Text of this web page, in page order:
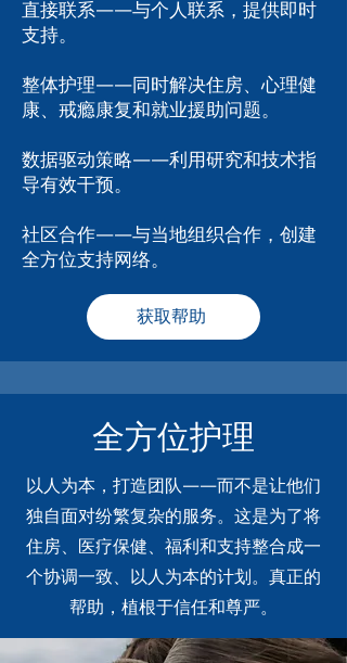
直接联系——与个人联系，提供即时
支持。
整体护理——同时解决住房、心理健
康、戒瘾康复和就业援助问题。
数据驱动策略——利用研究和技术指
导有效干预。
社区合作——与当地组织合作，创建
全方位支持网络。
获取帮助
全方位护理
以人为本，打造团队——而不是让他们
独自面对纷繁复杂的服务。这是为了将
住房、医疗保健、福利和支持整合成一
个协调一致、以人为本的计划。真正的
帮助，植根于信任和尊严。